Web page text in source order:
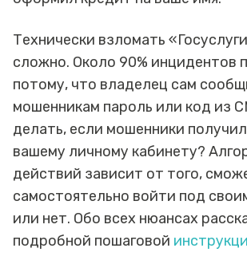
Технически взломать
сложно. Около 90% инцидентов
потому, что владелец сам
мошенникам пароль или код из
делать, если мошенники
вашему личному кабинету?
действий зависит от того,
самостоятельно войти под
или нет. Обо всех нюансах
подробной пошаговой